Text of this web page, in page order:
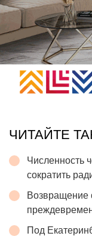
ЧИТАЙТЕ
Численность
сократить
Возвращение
Под